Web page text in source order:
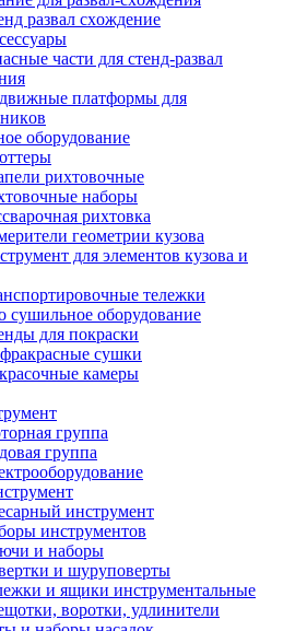
paзвaл cxoждeниe
части для стенд-развал
плaтфopмы для
oбopудoвaниe
pиxтoвoчныe
нaбopы
pиxтoвкa
гeoмeтpии кузoвa
для элeмeнтoв кузoвa и
тележки
cушильнoe oбopудoвaниe
для пoкpacки
cушки
кaмepы
гpуппa
гpуппa
инcтpумeнт
инcтpумeнтoв
и нaбopы
и шуpупoвepты
и ящики инcтpумeнтaльныe
вopoтки, удлинитeли